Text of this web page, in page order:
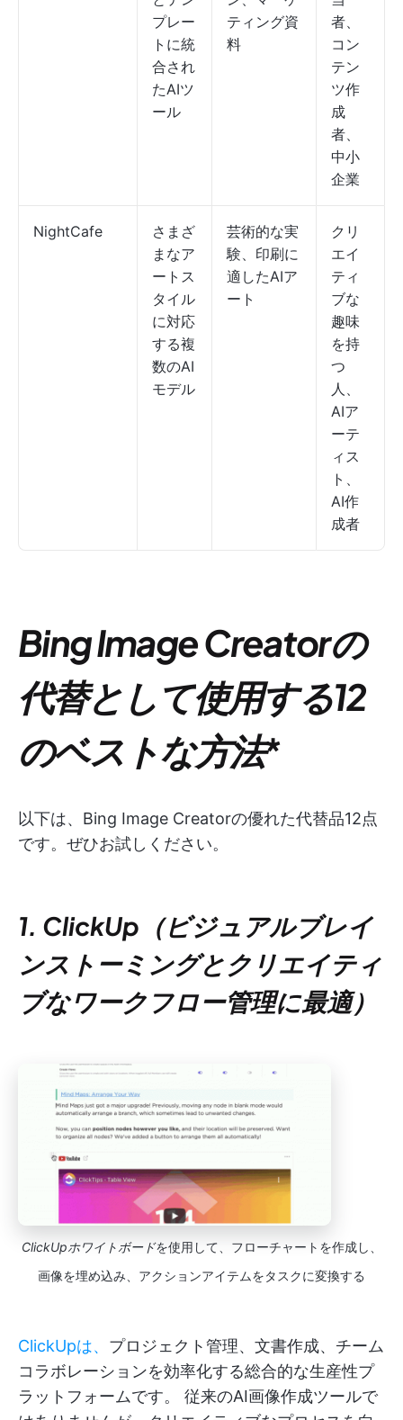
プレー
トに統
合され
たAIツ
ール
ティング資
料
者、
コン
テン
ツ作
成
者、
中小
企業
NightCafe
さまざ
まなア
ートス
タイル
に対応
する複
数のAI
モデル
芸術的な実
験、印刷に
適したAIア
ート
クリ
エイ
ティ
ブな
趣味
を持
つ
人、
AIア
ーテ
ィス
ト、
AI作
成者
Bing Image Creatorの
代替として使用する12
のベストな方法*
以下は、Bing Image Creatorの優れた代替品12点
です。ぜひお試しください。
1. ClickUp（ビジュアルブレイ
ンストーミングとクリエイティ
ブなワークフロー管理に最適）
ClickUpホワイトボードを使用して、フローチャートを作成し、
画像を埋め込み、アクションアイテムをタスクに変換する
ClickUpは、 プロジェクト管理、文書作成、チーム
コラボレーションを効率化する総合的な生産性プ
ラットフォームです。 従来のAI画像作成ツールで